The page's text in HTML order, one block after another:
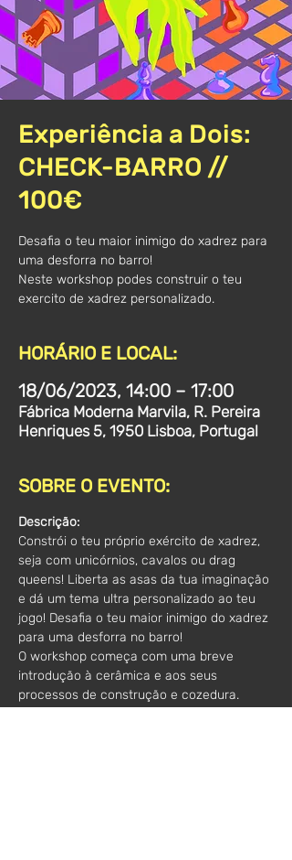
Experiência a Dois:
CHECK-BARRO //
100€
Desafia o teu maior inimigo do xadrez para
uma desforra no barro!
Neste workshop podes construir o teu
exercito de xadrez personalizado.
HORÁRIO E LOCAL:
18/06/2023, 14:00 – 17:00
Fábrica Moderna Marvila, R. Pereira
Henriques 5, 1950 Lisboa, Portugal
SOBRE O EVENTO:
Descrição:
Constrói o teu próprio exército de xadrez,
seja com unicórnios, cavalos ou drag
queens! Liberta as asas da tua imaginação
e dá um tema ultra personalizado ao teu
jogo! Desafia o teu maior inimigo do xadrez
para uma desforra no barro!
O workshop começa com uma breve
introdução à cerâmica e aos seus
processos de construção e cozedura.